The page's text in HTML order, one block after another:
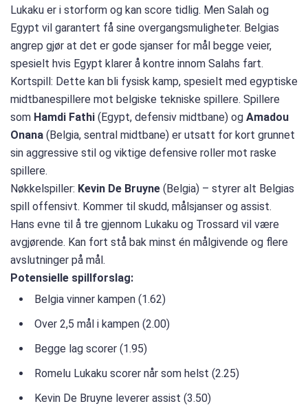
Lukaku er i storform og kan score tidlig. Men Salah og
Egypt vil garantert få sine overgangsmuligheter. Belgias
angrep gjør at det er gode sjanser for mål begge veier,
spesielt hvis Egypt klarer å kontre innom Salahs fart.
Kortspill: Dette kan bli fysisk kamp, spesielt med egyptiske
midtbanespillere mot belgiske tekniske spillere. Spillere
som Hamdi Fathi (Egypt, defensiv midtbane) og Amadou
Onana (Belgia, sentral midtbane) er utsatt for kort grunnet
sin aggressive stil og viktige defensive roller mot raske
spillere.
Nøkkelspiller: Kevin De Bruyne (Belgia) – styrer alt Belgias
spill offensivt. Kommer til skudd, målsjanser og assist.
Hans evne til å tre gjennom Lukaku og Trossard vil være
avgjørende. Kan fort stå bak minst én målgivende og flere
avslutninger på mål.
Potensielle spillforslag:
Belgia vinner kampen (1.62)
Over 2,5 mål i kampen (2.00)
Begge lag scorer (1.95)
Romelu Lukaku scorer når som helst (2.25)
Kevin De Bruyne leverer assist (3.50)